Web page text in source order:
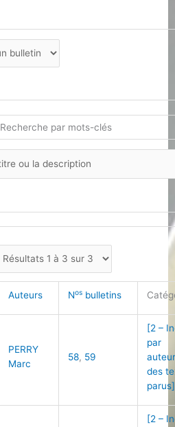
Recherche par mots-clés
Auteurs Nos bulletins
PERRY
Marc
58, 59
[2 –
par
des
parus]
[2 –